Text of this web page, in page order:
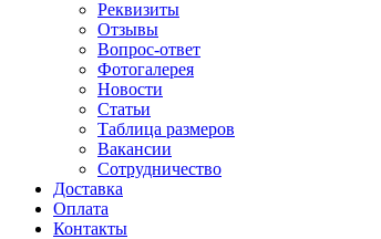
Реквизиты
Отзывы
Вопрос-ответ
Фотогалерея
Новости
Статьи
Таблица размеров
Вакансии
Сотрудничество
Доставка
Оплата
Контакты